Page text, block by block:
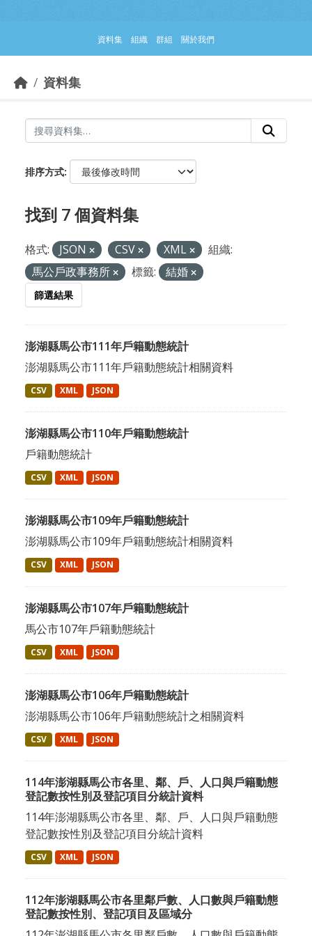
資料集 組織 群組 關於我們
資料集
排序方式
找到 7 個資料集
格式: JSON CSV XML
組織:
馬公戶政事務所
標籤: 結婚
篩選結果
澎湖縣馬公市111年戶籍動態統計
澎湖縣馬公市111年戶籍動態統計相關資料
CSV XML JSON
澎湖縣馬公市110年戶籍動態統計
戶籍動態統計
CSV XML JSON
澎湖縣馬公市109年戶籍動態統計
澎湖縣馬公市109年戶籍動態統計相關資料
CSV XML JSON
澎湖縣馬公市107年戶籍動態統計
馬公市107年戶籍動態統計
CSV XML JSON
澎湖縣馬公市106年戶籍動態統計
澎湖縣馬公市106年戶籍動態統計之相關資料
CSV XML JSON
114年澎湖縣馬公市各里、鄰、戶、人口與戶籍動態
登記數按性別及登記項目分統計資料
114年澎湖縣馬公市各里、鄰、戶、人口與戶籍動態
登記數按性別及登記項目分統計資料
CSV XML JSON
112年澎湖縣馬公市各里鄰戶數、人口數與戶籍動態
登記數按性別、登記項目及區域分